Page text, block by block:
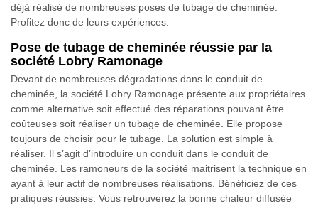
déjà réalisé de nombreuses poses de tubage de cheminée.
Profitez donc de leurs expériences.
Pose de tubage de cheminée réussie par la
société Lobry Ramonage
Devant de nombreuses dégradations dans le conduit de
cheminée, la société Lobry Ramonage présente aux propriétaires
comme alternative soit effectué des réparations pouvant être
coûteuses soit réaliser un tubage de cheminée. Elle propose
toujours de choisir pour le tubage. La solution est simple à
réaliser. Il s’agit d’introduire un conduit dans le conduit de
cheminée. Les ramoneurs de la société maitrisent la technique en
ayant à leur actif de nombreuses réalisations. Bénéficiez de ces
pratiques réussies. Vous retrouverez la bonne chaleur diffusée